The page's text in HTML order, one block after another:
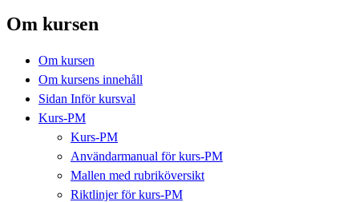
Om kursen
Om kursen
Om kursens innehåll
Sidan Inför kursval
Kurs-PM
Kurs-PM
Användarmanual för kurs-PM
Mallen med rubriköversikt
Riktlinjer för kurs-PM